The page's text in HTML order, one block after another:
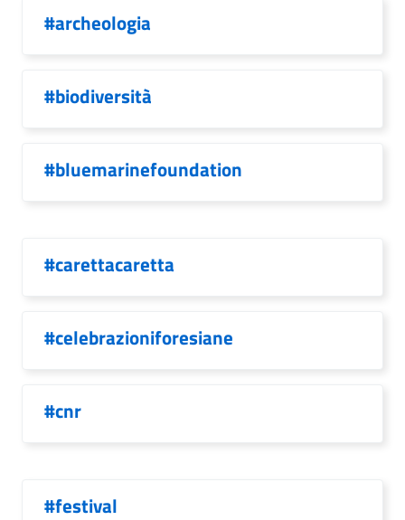
#archeologia
#biodiversità
#bluemarinefoundation
#carettacaretta
#celebrazioniforesiane
#cnr
#festival